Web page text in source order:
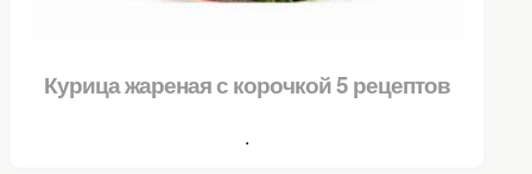
Курица жареная с корочкой 5 рецептов
.